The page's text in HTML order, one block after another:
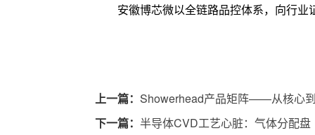
安徽博芯微以全链路品控体系，向行
上一篇： Showerhead产品矩阵——从核心
下一篇： 半导体CVD工艺心脏：气体分配